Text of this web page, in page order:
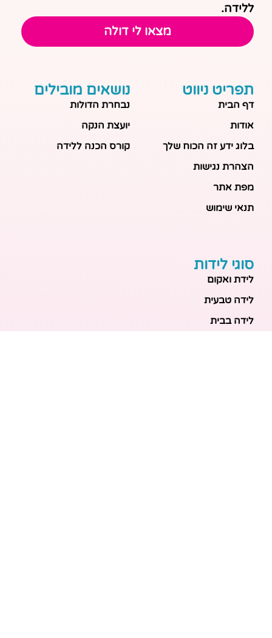
ללידה.
מצאו לי דולה
תפריט ניווט
דף הבית
אודות
בלוג ידע זה הכוח שלך
הצהרת נגישות
מפת אתר
תנאי שימוש
נושאים מובילים
נבחרת הדולות
יועצת הנקה
קורס הכנה ללידה
סוגי לידות
לידת ואקום
לידה טבעית
לידה בבית